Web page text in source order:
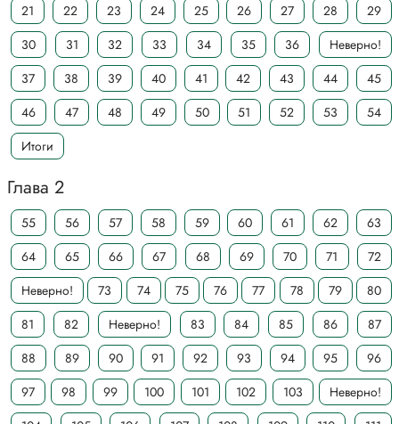
21
22 23 24 25 26 27 28
29
30
31 32 33 34 35 36
Неверно!
37
38 39 40 41 42 43 44
45
46
47 48 49 50 51 52 53
54
Итоги
Глава 2
55 56 57 58 59 60 61 62
63
64
65 66 67 68 69 70 71
72
Неверно!
73 74 75 76 77 78 79
80
81
82 Неверно! 83 84 85 86
87
88
89 90 91 92 93 94 95
96
97
98 99 100 101 102 103
Неверно!